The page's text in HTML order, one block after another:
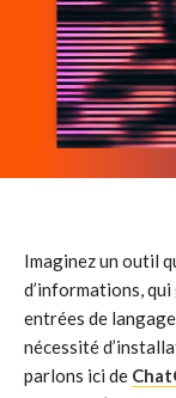
Imaginez un outil
d’informations,
entrées de
nécessité
parlons ici de